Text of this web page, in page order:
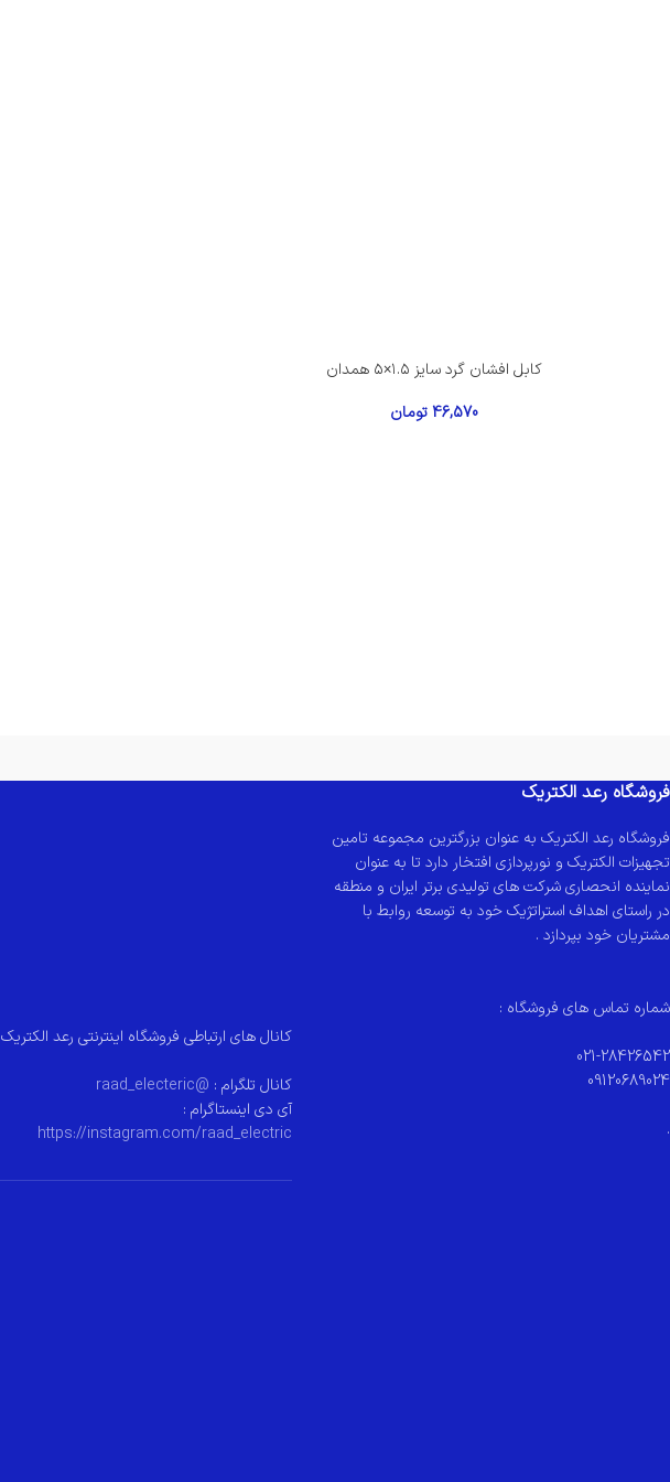
کابل افشان گرد سایز ۱.۵×۵ همدان
46,570تومان
فروشگاه رعد الکتریک
فروشگاه رعد الکتریک به عنوان بزرگترین مجموعه تامین
تجهیزات الکتریک و نورپردازی افتخار دارد تا به عنوان
نماینده انحصاری شرکت های تولیدی برتر ایران و منطقه
در راستای اهداف استراتژیک خود به توسعه روابط با
مشتریان خود بپردازد .
شماره تماس های فروشگاه :
021-28426542
09120689024
.
کانال های ارتباطی فروشگاه اینترنتی رعد الکتریک
کانال تلگرام : @raad_electeric
آی دی اینستاگرام :
https://instagram.com/raad_electric